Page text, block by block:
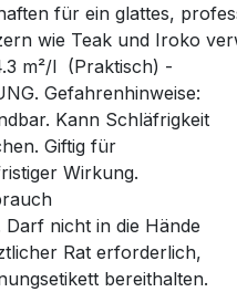
für ein glattes,
wie Teak und Iroko
m²/l (Praktisch)
Gefahrenhinweise:
Kann Schläfrigkeit
Giftig für
Wirkung.
Darf nicht in die Hände
Rat erforderlich,
bereithalten.